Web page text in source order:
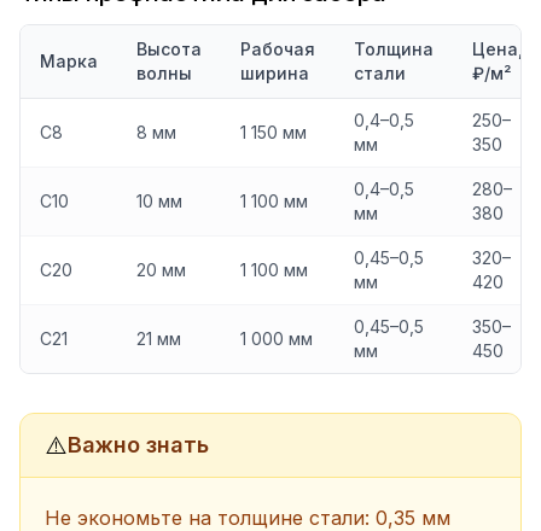
Марка
Высота
волны
Рабочая
ширина
Толщина
стали
Цена,
₽/м²
С8 8 мм 1 150 мм
0,4–0,5
мм
250–
350
С10 10 мм 1 100 мм
0,4–0,5
мм
280–
380
С20 20 мм 1 100 мм
0,45–0,5
мм
320–
420
С21 21 мм 1 000 мм
0,45–0,5
мм
350–
450
⚠️Важно знать
Не экономьте на толщине стали: 0,35 мм